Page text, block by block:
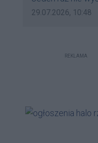
bo to zagorzali
go zatrzymać?
Data dodania
29.07.2026, 10:48
REKLAMA